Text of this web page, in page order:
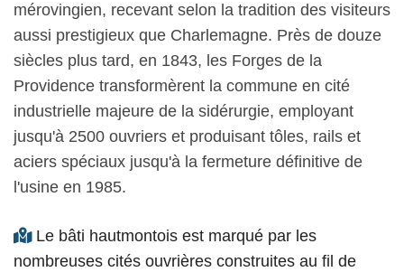
mérovingien, recevant selon la tradition des visiteurs
aussi prestigieux que Charlemagne. Près de douze
siècles plus tard, en 1843, les Forges de la
Providence transformèrent la commune en cité
industrielle majeure de la sidérurgie, employant
jusqu'à 2500 ouvriers et produisant tôles, rails et
aciers spéciaux jusqu'à la fermeture définitive de
l'usine en 1985.
Le bâti hautmontois est marqué par les
nombreuses cités ouvrières construites au fil de